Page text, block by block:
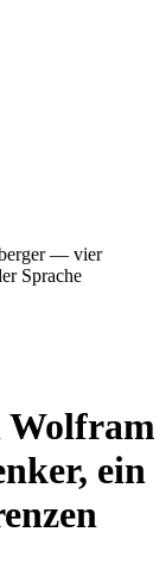
— vier
Sprache
Wolfram
ein